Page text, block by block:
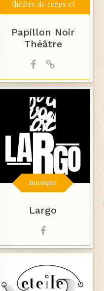
musique
Largo
théâtre de corps et
Papillon Noir
Théâtre